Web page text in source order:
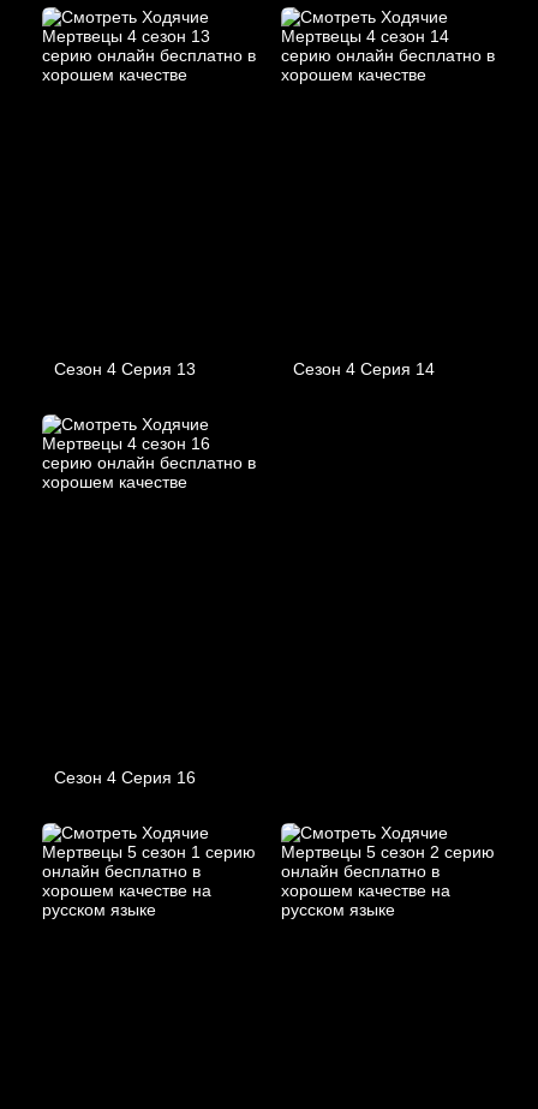
Сезон 4 Серия 13 Сезон 4 Серия 14
Сезон 4 Серия 16